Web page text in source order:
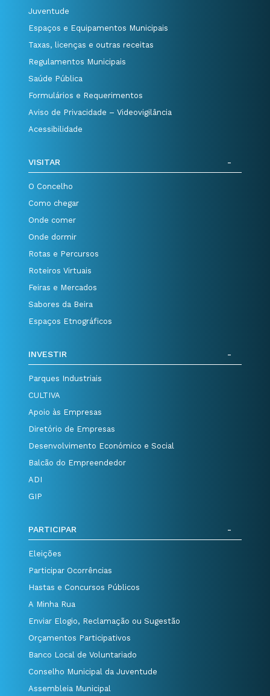
Juventude
Espaços e Equipamentos Municipais
Taxas, licenças e outras receitas
Regulamentos Municipais
Saúde Pública
Formulários e Requerimentos
Aviso de Privacidade – Videovigilância
Acessibilidade
VISITAR
O Concelho
Como chegar
Onde comer
Onde dormir
Rotas e Percursos
Roteiros Virtuais
Feiras e Mercados
Sabores da Beira
Espaços Etnográficos
INVESTIR
Parques Industriais
CULTIVA
Apoio às Empresas
Diretório de Empresas
Desenvolvimento Económico e Social
Balcão do Empreendedor
ADI
GIP
PARTICIPAR
Eleições
Participar Ocorrências
Hastas e Concursos Públicos
A Minha Rua
Enviar Elogio, Reclamação ou Sugestão
Orçamentos Participativos
Banco Local de Voluntariado
Conselho Municipal da Juventude
Assembleia Municipal